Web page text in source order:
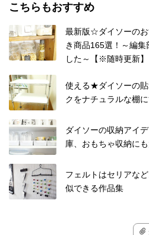
こちらもおすすめ
最新版☆ダイソーの
き商品165選！～編集
した～【※随時更新】
使える★ダイソーの
クをナチュラルな棚
ダイソーの収納アイ
庫、おもちゃ収納に
フェルトはセリアな
似できる作品集